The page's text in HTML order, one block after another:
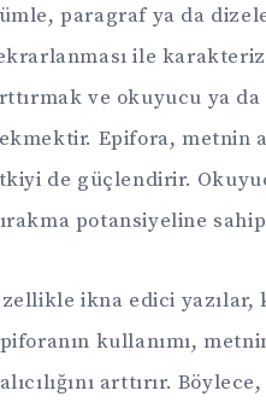
paragraf ya da
ile
ve okuyucu ya
Epifora, metnin
de güçlendirir.
potansiyeline
ikna edici yazılar,
kullanımı,
arttırır.